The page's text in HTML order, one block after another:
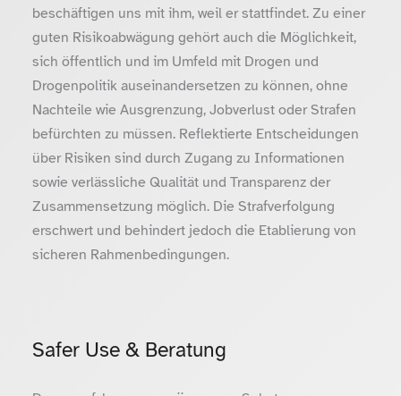
beschäftigen uns mit ihm, weil er stattfindet. Zu einer
guten Risikoabwägung gehört auch die Möglichkeit,
sich öffentlich und im Umfeld mit Drogen und
Drogenpolitik auseinandersetzen zu können, ohne
Nachteile wie Ausgrenzung, Jobverlust oder Strafen
befürchten zu müssen. Reflektierte Entscheidungen
über Risiken sind durch Zugang zu Informationen
sowie verlässliche Qualität und Transparenz der
Zusammensetzung möglich. Die Strafverfolgung
erschwert und behindert jedoch die Etablierung von
sicheren Rahmenbedingungen.
Safer Use & Beratung